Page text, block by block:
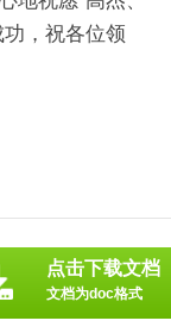
，祝各位领
点击下载文档
文档为doc格式